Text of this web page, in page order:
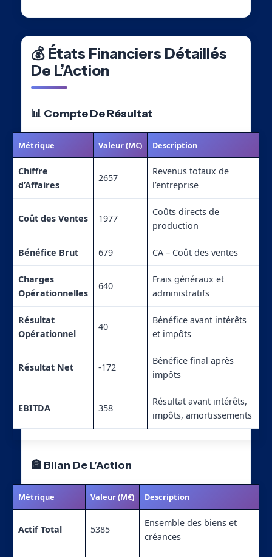
💰 États Financiers Détaillés
De L’Action
📊 Compte De Résultat
Métrique Valeur (M€) Description
Chiffre
d’Affaires
2657
Revenus totaux de
l’entreprise
Coût des Ventes 1977
Coûts directs de
production
Bénéfice Brut 679 CA – Coût des ventes
Charges
Opérationnelles
640
Frais généraux et
administratifs
Résultat
Opérationnel
40
Bénéfice avant intérêts
et impôts
Résultat Net -172
Bénéfice final après
impôts
EBITDA 358
Résultat avant intérêts,
impôts, amortissements
🏦 Bilan De L’Action
Métrique Valeur (M€) Description
Actif Total 5385
Ensemble des biens et
créances